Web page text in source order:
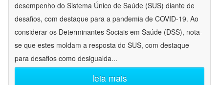
desempenho do Sistema Único de Saúde (SUS) diante de
desafios, com destaque para a pandemia de COVID-19. Ao
considerar os Determinantes Sociais em Saúde (DSS), nota-
se que estes moldam a resposta do SUS, com destaque
para desafios como desigualda...
leia mais